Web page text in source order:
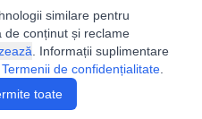
similare pentru
de conținut și reclame
. Informații suplimentare
Termenii de confidențialitate
toate